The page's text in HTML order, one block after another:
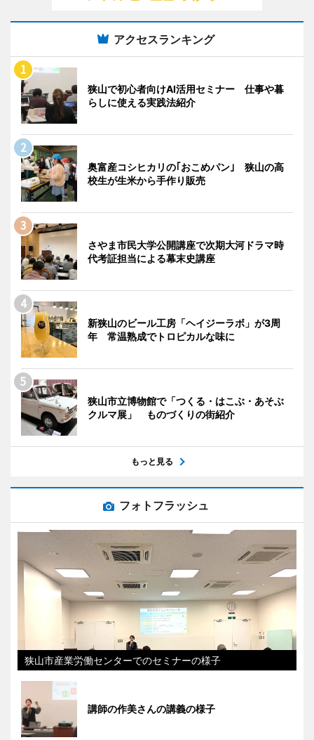
アクセスランキング
狭山で初心者向けAI活用セミナー 仕事や暮
らしに使える実践法紹介
奥富産コシヒカリの｢おこめパン｣ 狭山の高
校生が生米から手作り販売
さやま市民大学公開講座で次期大河ドラマ時
代考証担当による幕末史講座
新狭山のビール工房「ヘイジーラボ」が3周
年 常温熟成でトロピカルな味に
狭山市立博物館で「つくる・はこぶ・あそぶ
クルマ展」 ものづくりの街紹介
もっと見る
フォトフラッシュ
狭山市産業労働センターでのセミナーの様子
講師の作美さんの講義の様子